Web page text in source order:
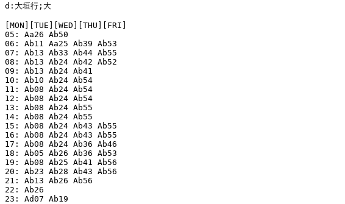
d:大垣行;大
[MON][TUE][WED][THU][FRI]
05: Aa26 Ab50
06: Ab11 Aa25 Ab39 Ab53
07: Ab13 Ab33 Ab44 Ab55
08: Ab13 Ab24 Ab42 Ab52
09: Ab13 Ab24 Ab41
10: Ab10 Ab24 Ab54
11: Ab08 Ab24 Ab54
12: Ab08 Ab24 Ab54
13: Ab08 Ab24 Ab55
14: Ab08 Ab24 Ab55
15: Ab08 Ab24 Ab43 Ab55
16: Ab08 Ab24 Ab43 Ab55
17: Ab08 Ab24 Ab36 Ab46
18: Ab05 Ab26 Ab36 Ab53
19: Ab08 Ab25 Ab41 Ab56
20: Ab23 Ab28 Ab43 Ab56
21: Ab13 Ab26 Ab56
22: Ab26
23: Ad07 Ab19